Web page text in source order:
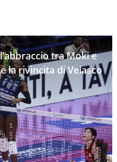
tra Moki e
la rivincita di Velasco